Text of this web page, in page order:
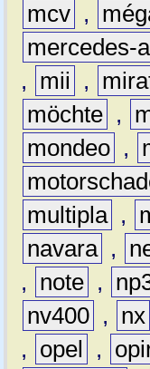
mcv ,
mercedes-
,
mii ,
möchte ,
mondeo ,
multipla ,
navara ,
,
note ,
nv400 , nx
,
opel ,